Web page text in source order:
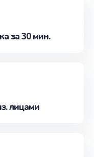
записаться на
за 30 мин.
лицами